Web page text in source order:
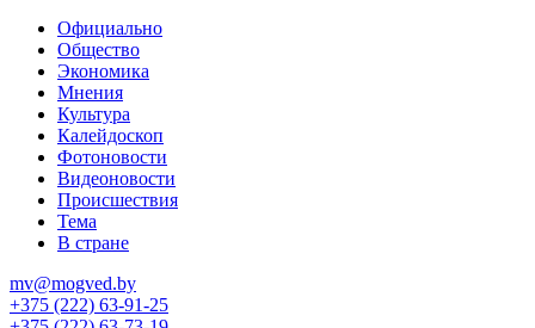
Официально
Общество
Экономика
Мнения
Культура
Калейдоскоп
Фотоновости
Видеоновости
Происшествия
Тема
В стране
mv@mogved.by
+375 (222) 63-91-25